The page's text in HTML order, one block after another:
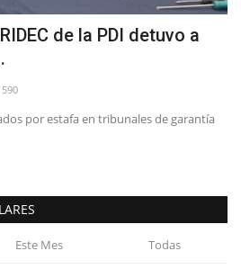
de la PDI detuvo a
590
por estafa en tribunales de garantía
Este Mes Todas